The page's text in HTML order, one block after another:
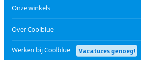
Onze winkels
Over Coolblue
Werken bij Coolblue Vacatures genoeg!